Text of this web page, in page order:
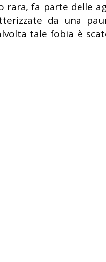
rara, fa parte delle
da una
tale fobia è